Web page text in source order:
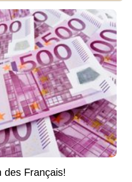
des Français!